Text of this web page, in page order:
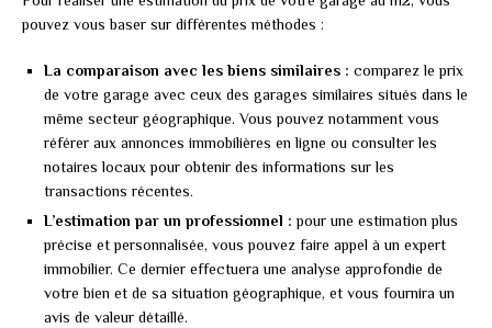
pouvez vous baser sur différentes méthodes :
La comparaison avec les biens similaires : comparez le prix
de votre garage avec ceux des garages similaires situés dans le
même secteur géographique. Vous pouvez notamment vous
référer aux annonces immobilières en ligne ou consulter les
notaires locaux pour obtenir des informations sur les
transactions récentes.
L’estimation par un professionnel : pour une estimation plus
précise et personnalisée, vous pouvez faire appel à un expert
immobilier. Ce dernier effectuera une analyse approfondie de
votre bien et de sa situation géographique, et vous fournira un
avis de valeur détaillé.